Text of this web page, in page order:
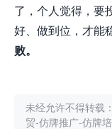
了，个人觉得，要
好、做到位，才能
败。
未经允许不得转载：
贸-仿牌推广-仿牌